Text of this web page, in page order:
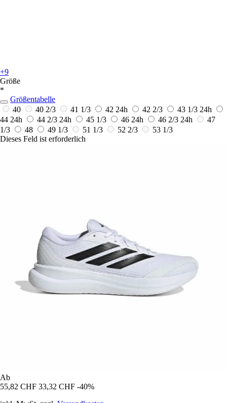
+9
Größe
*
Größentabelle
40
40 2/3 41 1/3 42 24h 42 2/3 43 1/3 24h
44 24h 44 2/3 24h 45 1/3 46 24h 46 2/3 24h
47
1/3
48 49 1/3 51 1/3 52 2/3
53 1/3
Dieses Feld ist erforderlich
Ab
55,82 CHF 33,32 CHF -40%